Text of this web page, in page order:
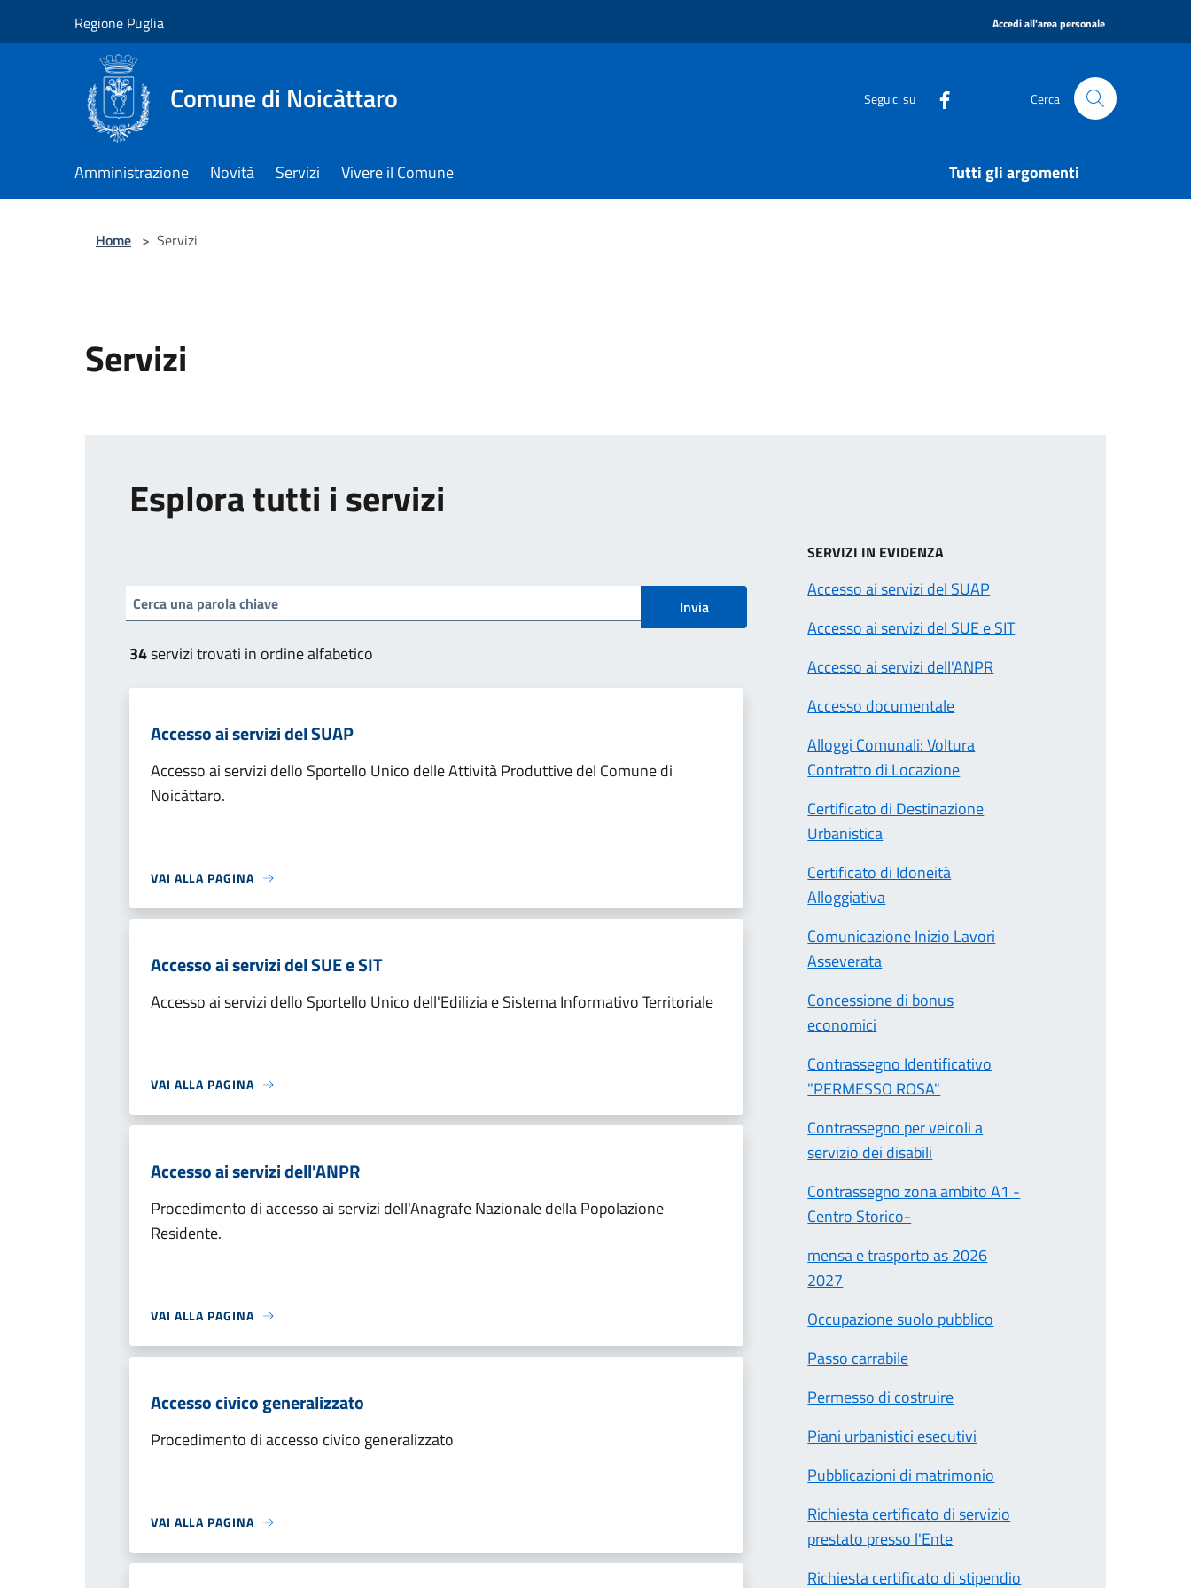
Regione Puglia Accedi all'area personale
Comune di Noicàttaro Seguici su Cerca
Amministrazione Novità Servizi Vivere il Comune Tutti gli argomenti
Home > Servizi
Servizi
Esplora tutti i servizi
Invia
34servizi trovati in ordine alfabetico
Accesso ai servizi del SUAP
Accesso ai servizi dello Sportello Unico delle Attività Produttive del Comune di
Noicàttaro.
VAI ALLA PAGINA
Accesso ai servizi del SUE e SIT
Accesso ai servizi dello Sportello Unico dell'Edilizia e Sistema Informativo Territoriale
VAI ALLA PAGINA
Accesso ai servizi dell'ANPR
Procedimento di accesso ai servizi dell'Anagrafe Nazionale della Popolazione
Residente.
VAI ALLA PAGINA
Accesso civico generalizzato
Procedimento di accesso civico generalizzato
VAI ALLA PAGINA
SERVIZI IN EVIDENZA
Accesso ai servizi del SUAP
Accesso ai servizi del SUE e SIT
Accesso ai servizi dell'ANPR
Accesso documentale
Alloggi Comunali: Voltura
Contratto di Locazione
Certificato di Destinazione
Urbanistica
Certificato di Idoneità
Alloggiativa
Comunicazione Inizio Lavori
Asseverata
Concessione di bonus
economici
Contrassegno Identificativo
"PERMESSO ROSA"
Contrassegno per veicoli a
servizio dei disabili
Contrassegno zona ambito A1 -
Centro Storico-
mensa e trasporto as 2026
2027
Occupazione suolo pubblico
Passo carrabile
Permesso di costruire
Piani urbanistici esecutivi
Pubblicazioni di matrimonio
Richiesta certificato di servizio
prestato presso l'Ente
Richiesta certificato di stipendio